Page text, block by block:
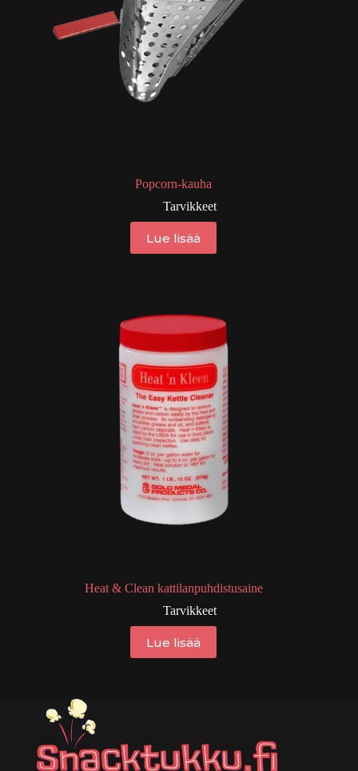
Popcorn-kauha
Tarvikkeet
Lue lisää
Heat & Clean kattilanpuhdistusaine
Tarvikkeet
Lue lisää